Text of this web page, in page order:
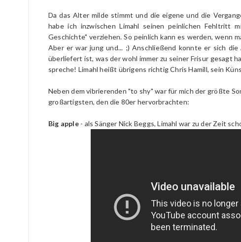
Da das Alter milde stimmt und die eigene und die
habe ich inzwischen Limahl seinen peinlichen Fehltritt
Geschichte" verziehen. So peinlich kann es werden, wenn
Aber er war jung und... ;) Anschließend konnte er sich
überliefert ist, was der wohl immer zu seiner Frisur gesagt
spreche! Limahl heißt übrigens richtig Chris Hamill, sein
Neben dem vibrierenden "to shy" war für mich der größte
großartigsten, den die 80er hervorbrachten:
Big apple- als Sänger Nick Beggs, Limahl war zu der Zeit